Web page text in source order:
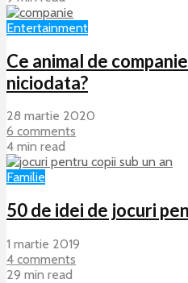
Entertainment
Ce animal de
niciodata?
28 martie 2020
6 comments
4 min read
Familie
50 de idei de jocuri
1 martie 2019
4 comments
29 min read